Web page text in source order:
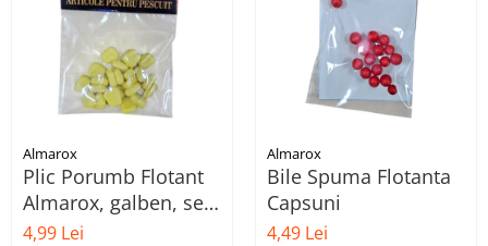
Almarox
Plic Porumb Flotant
Almarox, galben, set
15-25 buc
4,99 Lei
Almarox
Bile Spuma Flotanta
Capsuni
4,49 Lei